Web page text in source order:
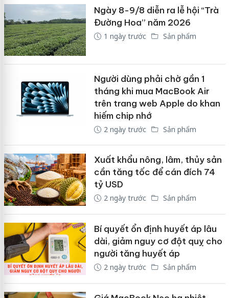
Ngày 8-9/8 diễn ra lễ hội “Trà
Đường Hoa” năm 2026
1 ngày trước Sản phẩm
Người dùng phải chờ gần 1
tháng khi mua MacBook Air
trên trang web Apple do khan
hiếm chip nhớ
2 ngày trước Sản phẩm
Xuất khẩu nông, lâm, thủy sản
cần tăng tốc để cán đích 74
tỷ USD
2 ngày trước Sản phẩm
Bí quyết ổn định huyết áp lâu
dài, giảm nguy cơ đột quỵ cho
người tăng huyết áp
2 ngày trước Sản phẩm